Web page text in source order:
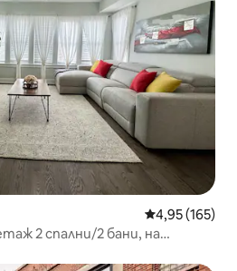
Средна
4,95 (165)
2 спални/2 бани, на